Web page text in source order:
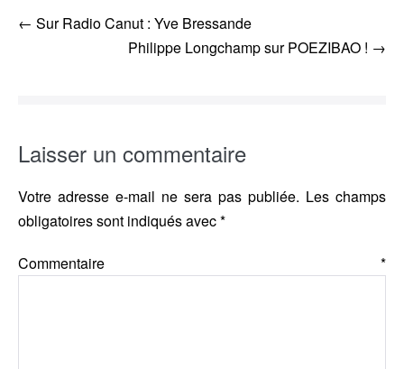
Navigation
← Sur Radio Canut : Yve Bressande
Philippe Longchamp sur POEZIBAO ! →
Laisser un commentaire
Votre adresse e-mail ne sera pas publiée. Les champs
obligatoires sont indiqués avec*
Commentaire *